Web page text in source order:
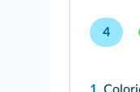
4
1.